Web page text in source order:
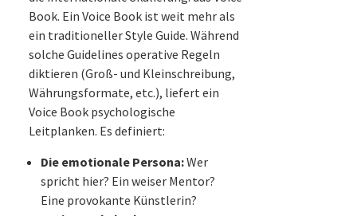
Book. Ein Voice Book ist weit mehr als
ein traditioneller Style Guide. Während
solche Guidelines operative Regeln
diktieren (Groß- und Kleinschreibung,
Währungsformate, etc.), liefert ein
Voice Book psychologische
Leitplanken. Es definiert:
Die emotionale Persona:Wer
spricht hier? Ein weiser Mentor?
Eine provokante Künstlerin?